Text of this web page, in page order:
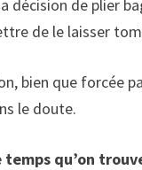
décision de plier
de le laisser
bien que forcée
le doute.
temps qu’on